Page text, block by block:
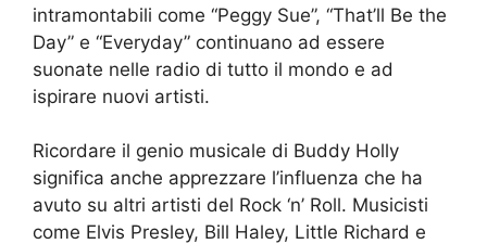
intramontabili come “Peggy Sue”, “That’ll Be the
Day” e “Everyday” continuano ad essere
suonate nelle radio di tutto il mondo e ad
ispirare nuovi artisti.
Ricordare il genio musicale di Buddy Holly
significa anche apprezzare l’influenza che ha
avuto su altri artisti del Rock ‘n’ Roll. Musicisti
come Elvis Presley, Bill Haley, Little Richard e